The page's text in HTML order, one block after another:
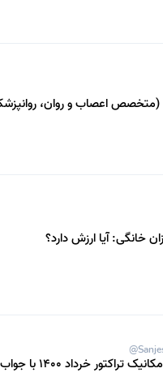
(متخصص اعصاب و روان،
خانگی: آیا ارزش دارد؟
خرداد 1400 با جواب .